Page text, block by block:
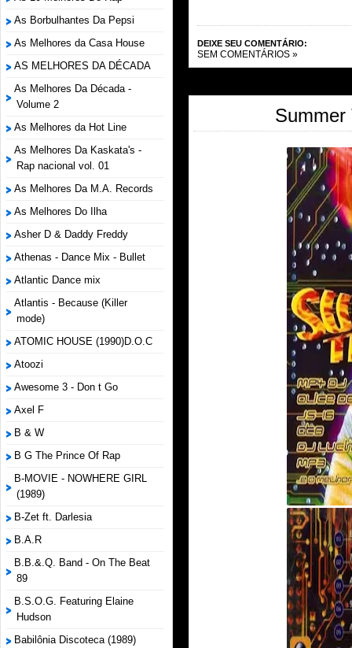
As Borbulhantes Da Pepsi
As Melhores da Casa House
AS MELHORES DA DÉCADA
As Melhores Da Década -
Volume 2
As Melhores da Hot Line
As Melhores Da Kaskata's -
Rap nacional vol. 01
As Melhores Da M.A. Records
As Melhores Do Ilha
Asher D & Daddy Freddy
Athenas - Dance Mix - Bullet
Atlantic Dance mix
Atlantis - Because (Killer
mode)
ATOMIC HOUSE (1990)D.O.C
Atoozi
Awesome 3 - Don t Go
Axel F
B & W
B G The Prince Of Rap
B-MOVIE - NOWHERE GIRL
(1989)
B-Zet ft. Darlesia
B.A.R
B.B.&.Q. Band - On The Beat
89
B.S.O.G. Featuring Elaine
Hudson
Babilônia Discoteca (1989)
DEIXE SEU COMENTÁRIO:
SEM COMENTÁRIOS »
Summer